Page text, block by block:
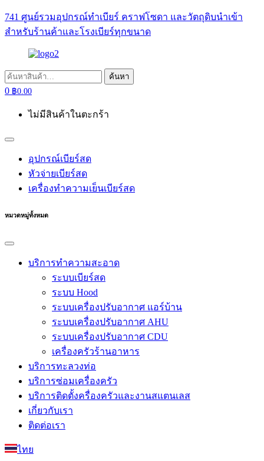
741 ศูนย์รวมอุปกรณ์ทำเบียร์ คราฟโซดา และวัตถุดิบนำเข้า
สำหรับร้านค้าและโรงเบียร์ทุกขนาด
ค้นหา: ค้นหา
0 ฿0.00
ไม่มีสินค้าในตะกร้า
อุปกรณ์เบียร์สด
หัวจ่ายเบียร์สด
เครื่องทำความเย็นเบียร์สด
หมวดหมู่ทั้งหมด
บริการทำความสะอาด
ระบบเบียร์สด
ระบบ Hood
ระบบเครื่องปรับอากาศ แอร์บ้าน
ระบบเครื่องปรับอากาศ AHU
ระบบเครื่องปรับอากาศ CDU
เครื่องครัวร้านอาหาร
บริการทะลวงท่อ
บริการซ่อมเครื่องครัว
บริการติดตั้งครื่องครัวและงานสแตนเลส
เกี่ยวกับเรา
ติดต่อเรา
ไทย